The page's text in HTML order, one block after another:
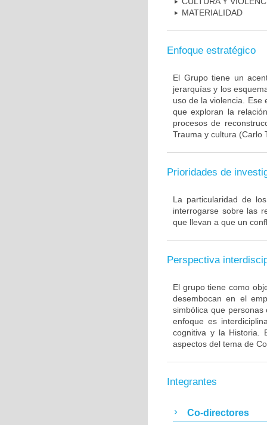
MATERIALIDAD
Enfoque estratégico
El Grupo tiene un
jerarquías y los
uso de la violencia. Ese
que exploran la
procesos de
Trauma y cultura (Carlo
Prioridades de
La particularidad de
interrogarse sobre las
que llevan a que un
Perspectiva
El grupo tiene como
desembocan en el
simbólica que
enfoque es
cognitiva y la Historia.
aspectos del tema de
Integrantes
Co-directores